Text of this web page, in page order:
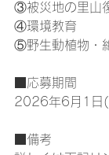
③被災地の里山
④環境教育
⑤野生動植物・
■応募期間
2026年6月1日
■備考